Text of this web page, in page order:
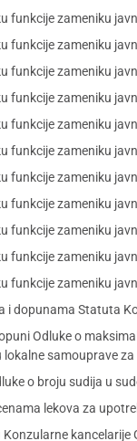
funkcije zameniku
funkcije zameniku
funkcije zameniku
funkcije zameniku
funkcije zameniku
funkcije zameniku
funkcije zameniku
funkcije zameniku
funkcije zameniku
funkcije zameniku
funkcije zameniku
i dopunama Statuta
Odluke o
lokalne samouprave
o broju sudija u
lekova za
kancelarije